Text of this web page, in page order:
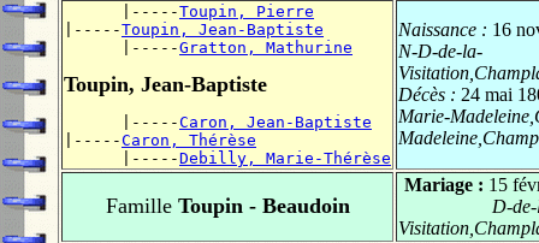
      |-----
Toupin, Pierre
|-----Toupin, Jean-Baptiste
      |-----
Gratton, Mathurine
Toupin, Jean-Baptiste
      |-----
Caron, Jean-Baptiste
|-----Caron, Thérèse
      |-----
Debilly, Marie-Thérèse
Naissance : 16
N-D-de-la-
Décès : 24 mai
Marie-
FamilleToupin - Beaudoin
Mariage : 15
D-